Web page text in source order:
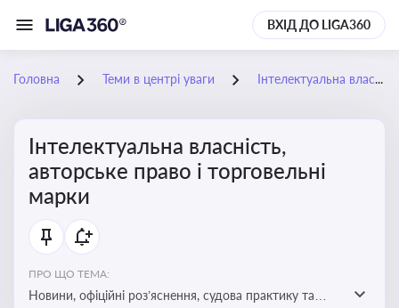
ВХІД ДО LIGA360
Головна Теми в центрі уваги Інтелектуальна власність, авторське право і торговельні марки
Інтелектуальна власність,
авторське право і торговельні
марки
ПРО ЩО ТЕМА:
Новини, офіційні роз’яснення, судова практику та